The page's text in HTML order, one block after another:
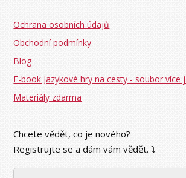
Ochrana osobních údajů
Obchodní podmínky
Blog
E-book Jazykové hry na cesty - soubor více
Materiály zdarma
Chcete vědět, co je nového?
Registrujte se a dám vám vědět. ⤵︎